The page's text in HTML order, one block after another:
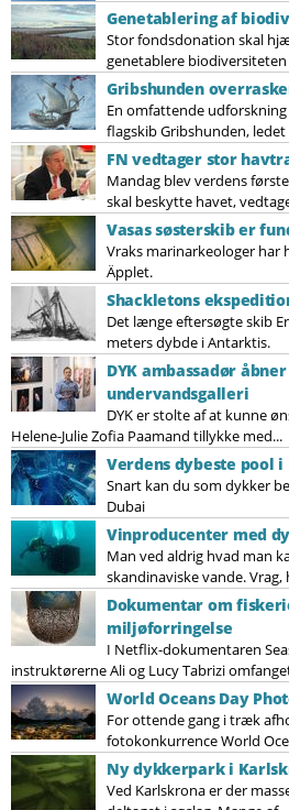
Genetablering af
Stor fondsdonation skal
genetablere biodiversiteten
Gribshunden
En omfattende
flagskib Gribshunden, ledet
FN vedtager stor
Mandag blev verdens
skal beskytte havet,
Vasas søsterskib er
Vraks marinarkeologer
Äpplet.
Shackletons
Det længe eftersøgte skib
meters dybde i Antarktis.
DYK ambassadør åbner
undervandsgalleri
DYK er stolte af at kunne
Helene-Julie Zofia Paamand tillykke med...
Verdens dybeste pool i
Snart kan du som dykker
Dubai
Vinproducenter med
Man ved aldrig hvad man
skandinaviske vande. Vrag,
Dokumentar om
miljøforringelse
I Netflix-dokumentaren
instruktørerne Ali og Lucy Tabrizi
World Oceans Day
For ottende gang i træk
fotokonkurrence World
Ny dykkerpark i
Ved Karlskrona er der